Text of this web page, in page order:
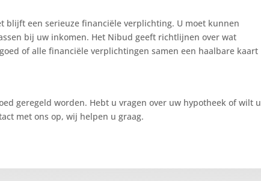
een serieuze financiële verplichting. U moet kunnen
bij uw inkomen. Het Nibud geeft richtlijnen over wat
of alle financiële verplichtingen samen een haalbare kaart
geregeld worden. Hebt u vragen over uw hypotheek of wilt u
met ons op, wij helpen u graag.